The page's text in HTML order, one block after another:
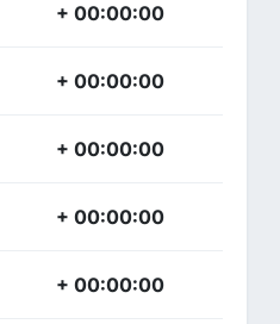
+ 00:00:00
+ 00:00:00
+ 00:00:00
+ 00:00:00
+ 00:00:00